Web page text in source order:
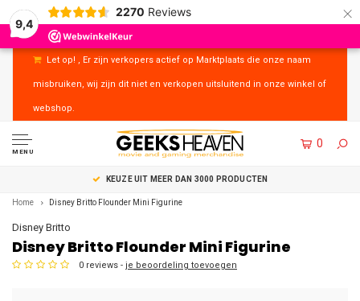
9,4
2270 Reviews ×
Let op! , Er zijn verkopers actief op Marktplaats die onze naam
misbruiken, wij zijn dit niet en verkopen uitsluitend in onze winkel of
webshop.
MENU
0
UITSTEKENDE KLANTENSERVICE
Home Disney Britto Flounder Mini Figurine
Disney Britto
Disney Britto Flounder Mini Figurine
0 reviews - je beoordeling toevoegen